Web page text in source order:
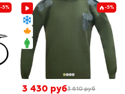
-5% -5%
3 430 руб3 610 руб